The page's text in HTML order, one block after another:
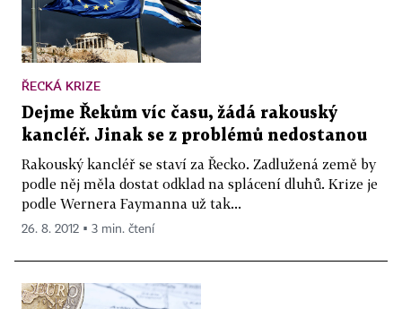
ŘECKÁ KRIZE
Dejme Řekům víc času, žádá rakouský
kancléř. Jinak se z problémů nedostanou
Rakouský kancléř se staví za Řecko. Zadlužená země by
podle něj měla dostat odklad na splácení dluhů. Krize je
podle Wernera Faymanna už tak...
26. 8. 2012 ▪ 3 min. čtení